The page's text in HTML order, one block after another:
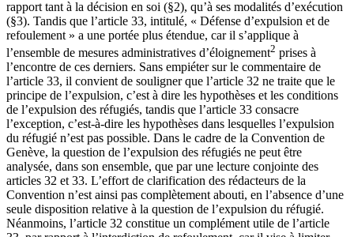
rapport tant à la décision en soi (§2), qu’à ses modalités d’exécution
(§3). Tandis que l’article 33, intitulé, « Défense d’expulsion et de
refoulement » a une portée plus étendue, car il s’applique à
l’ensemble de mesures administratives d’éloignement2 prises à
l’encontre de ces derniers. Sans empiéter sur le commentaire de
l’article 33, il convient de souligner que l’article 32 ne traite que le
principe de l’expulsion, c’est à dire les hypothèses et les conditions
de l’expulsion des réfugiés, tandis que l’article 33 consacre
l’exception, c’est-à-dire les hypothèses dans lesquelles l’expulsion
du réfugié n’est pas possible. Dans le cadre de la Convention de
Genève, la question de l’expulsion des réfugiés ne peut être
analysée, dans son ensemble, que par une lecture conjointe des
articles 32 et 33. L’effort de clarification des rédacteurs de la
Convention n’est ainsi pas complètement abouti, en l’absence d’une
seule disposition relative à la question de l’expulsion du réfugié.
Néanmoins, l’article 32 constitue un complément utile de l’article